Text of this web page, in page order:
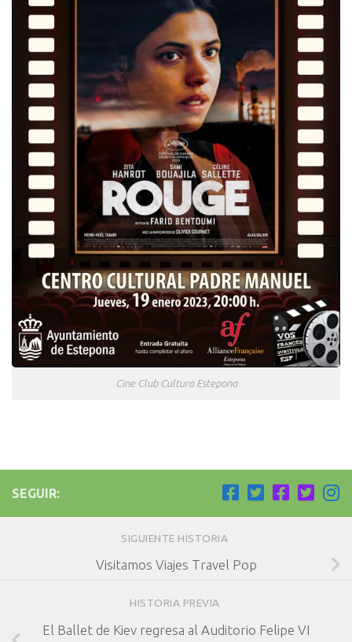
Cine Club Cultura Estepona
SEGUIR:
SIGUIENTE HISTORIA
Visitamos Viajes Travel Pop
HISTORIA PREVIA
El Ballet de Kiev regresa al Auditorio Felipe VI